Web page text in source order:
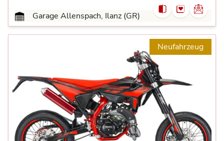
Garage Allenspach, Ilanz (GR)
Neufahrzeug